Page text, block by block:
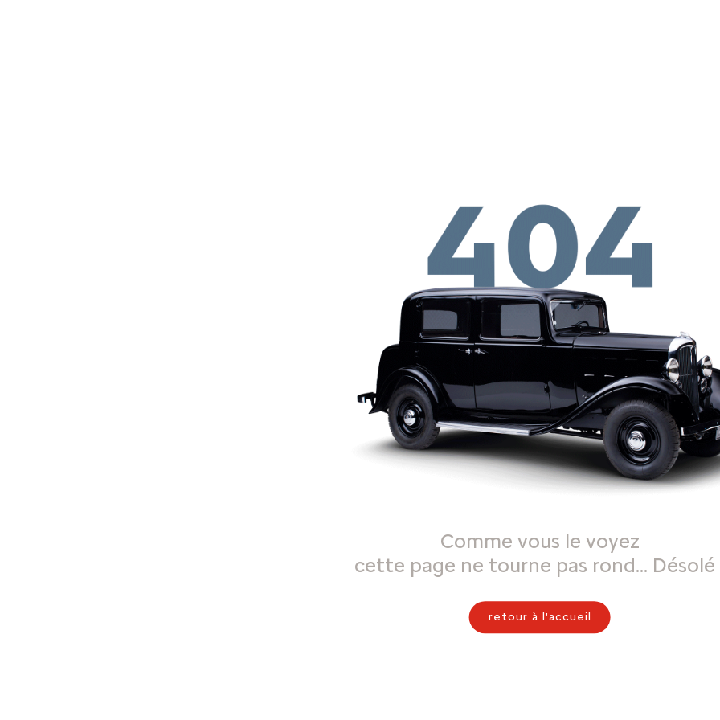
Comme vous le voyez
cette page ne tourne pas rond… Désolé
retour à l'accueil